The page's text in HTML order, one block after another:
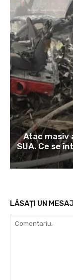
Atac masiv
SUA. Ce se
LĂSAȚI UN MESAJ